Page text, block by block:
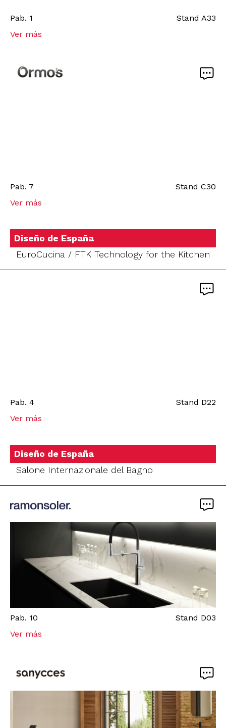
Pab. 1 Stand A33
Ver más
Pab. 7 Stand C30
Ver más
Diseño de España
EuroCucina / FTK Technology for the Kitchen
Pab. 4 Stand D22
Ver más
Diseño de España
Salone Internazionale del Bagno
Pab. 10 Stand D03
Ver más